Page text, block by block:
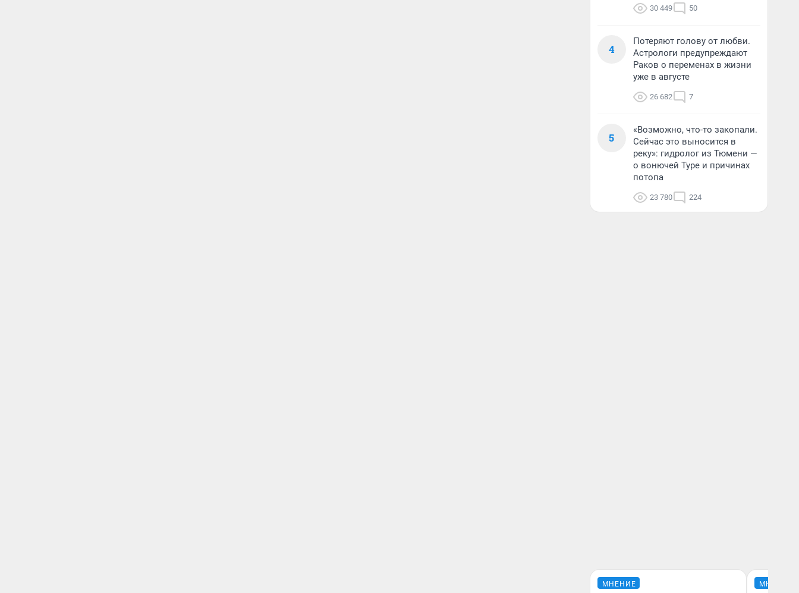
30 449 50
4
Потеряют голову от любви.
Астрологи предупреждают
Раков о переменах в жизни
уже в августе
26 682 7
5
«Возможно, что-то закопали.
Сейчас это выносится в
реку»: гидролог из Тюмени —
о вонючей Туре и причинах
потопа
23 780 224
МНЕНИЕ МНЕНИЕ